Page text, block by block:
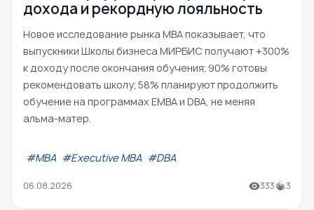
дохода и рекордную лояльность
Новое исследование рынка MBA показывает, что
выпускники Школы бизнеса МИРБИС получают +300%
к доходу после окончания обучения; 90% готовы
рекомендовать школу; 58% планируют продолжить
обучение на программах EMBA и DBA, не меняя
альма-матер.
#МВА #Executive MBA #DBA
06.08.2026 333 3